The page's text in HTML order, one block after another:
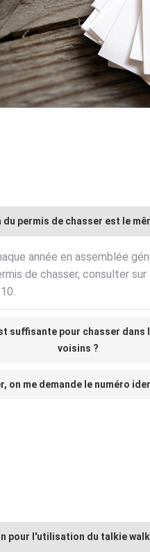
permis de chasser est le
année en assemblée
de chasser, consulter
suffisante pour chasser
voisins ?
on me demande le numéro
pour l'utilisation du talkie